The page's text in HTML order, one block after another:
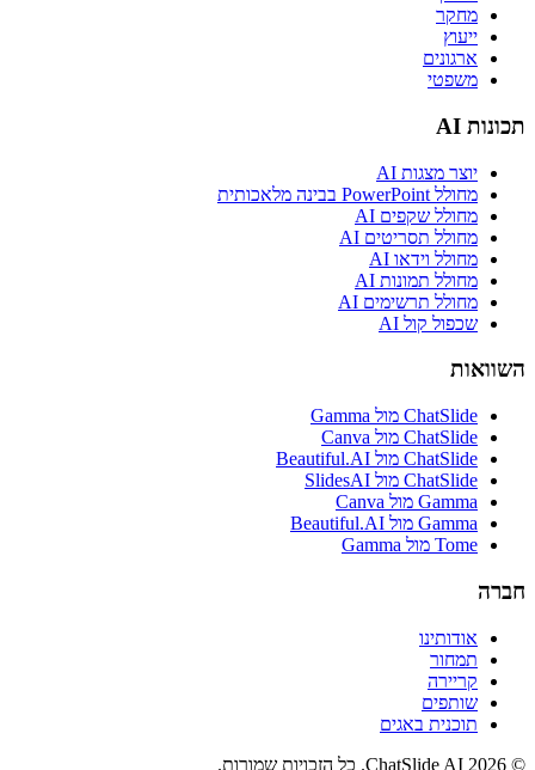
מחקר
ייעוץ
ארגונים
משפטי
תכונות AI
יוצר מצגות AI
מחולל PowerPoint בבינה מלאכותית
מחולל שקפים AI
מחולל תסריטים AI
מחולל וידאו AI
מחולל תמונות AI
מחולל תרשימים AI
שכפול קול AI
השוואות
ChatSlide מול Gamma
ChatSlide מול Canva
ChatSlide מול Beautiful.AI
ChatSlide מול SlidesAI
Gamma מול Canva
Gamma מול Beautiful.AI
Tome מול Gamma
חברה
אודותינו
תמחור
קריירה
שותפים
תוכנית באגים
© 2026 ChatSlide AI. כל הזכויות שמורות.